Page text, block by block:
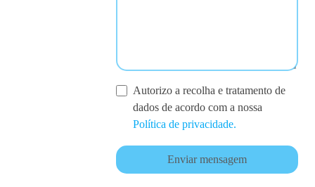
Autorizo a recolha e tratamento de
dados de acordo com a nossa
Política de privacidade.
Enviar mensagem